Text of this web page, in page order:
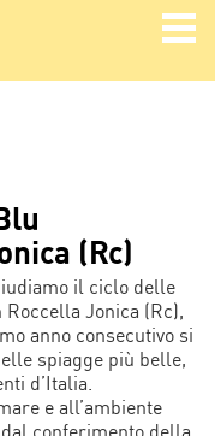
(Rc)
il ciclo delle
Jonica (Rc),
anno consecutivo si
spiagge più belle,
d’Italia.
e all’ambiente
conferimento della